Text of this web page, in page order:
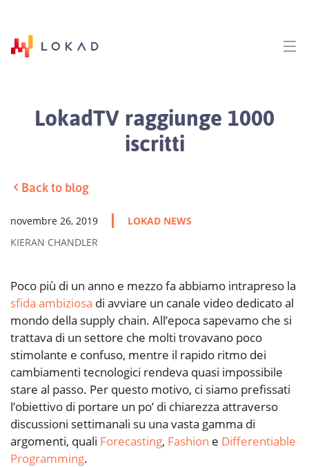
LokadTV raggiunge 1000
iscritti
Back to blog
novembre 26, 2019
LOKAD NEWS
KIERAN CHANDLER
Poco più di un anno e mezzo fa abbiamo intrapreso la
sfida ambiziosa di avviare un canale video dedicato al
mondo della supply chain. All’epoca sapevamo che si
trattava di un settore che molti trovavano poco
stimolante e confuso, mentre il rapido ritmo dei
cambiamenti tecnologici rendeva quasi impossibile
stare al passo. Per questo motivo, ci siamo prefissati
l’obiettivo di portare un po’ di chiarezza attraverso
discussioni settimanali su una vasta gamma di
argomenti, quali Forecasting, Fashion e Differentiable
Programming.